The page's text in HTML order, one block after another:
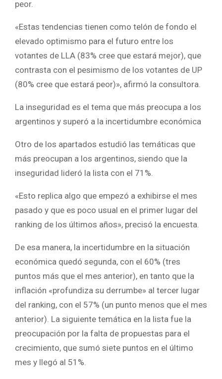
peor.
«Estas tendencias tienen como telón de fondo el
elevado optimismo para el futuro entre los
votantes de LLA (83% cree que estará mejor), que
contrasta con el pesimismo de los votantes de UP
(80% cree que estará peor)», afirmó la consultora.
La inseguridad es el tema que más preocupa a los
argentinos y superó a la incertidumbre económica
Otro de los apartados estudió las temáticas que
más preocupan a los argentinos, siendo que la
inseguridad lideró la lista con el 71%.
«Esto replica algo que empezó a exhibirse el mes
pasado y que es poco usual en el primer lugar del
ranking de los últimos años», precisó la encuesta.
De esa manera, la incertidumbre en la situación
económica quedó segunda, con el 60% (tres
puntos más que el mes anterior), en tanto que la
inflación «profundiza su derrumbe» al tercer lugar
del ranking, con el 57% (un punto menos que el mes
anterior). La siguiente temática en la lista fue la
preocupación por la falta de propuestas para el
crecimiento, que sumó siete puntos en el último
mes y llegó al 51%.